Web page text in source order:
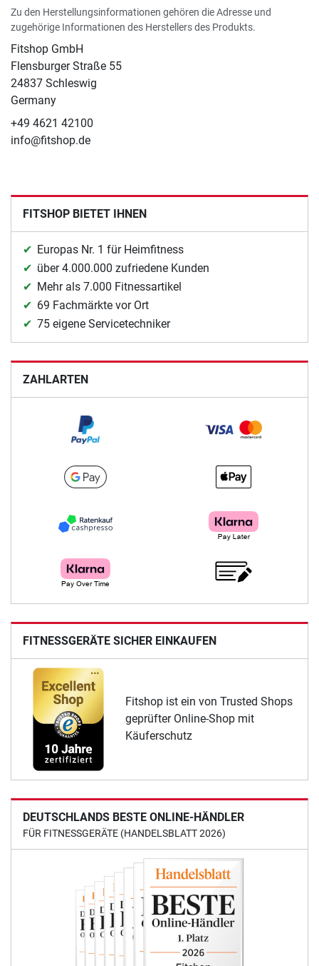
Zu den Herstellungsinformationen gehören die Adresse und
zugehörige Informationen des Herstellers des Produkts.
Fitshop GmbH
Flensburger Straße 55
24837 Schleswig
Germany
+49 4621 42100
info@fitshop.de
FITSHOP BIETET IHNEN
Europas Nr. 1 für Heimfitness
über 4.000.000 zufriedene Kunden
Mehr als 7.000 Fitnessartikel
69 Fachmärkte vor Ort
75 eigene Servicetechniker
ZAHLARTEN
FITNESSGERÄTE SICHER EINKAUFEN
Fitshop ist ein von Trusted Shops
geprüfter Online-Shop mit
Käuferschutz
DEUTSCHLANDS BESTE ONLINE-HÄNDLER
FÜR FITNESSGERÄTE (HANDELSBLATT 2026)